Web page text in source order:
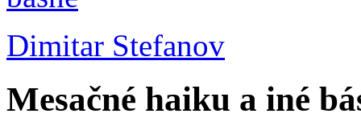
Dimitar Stefanov
Mesačné haiku a iné